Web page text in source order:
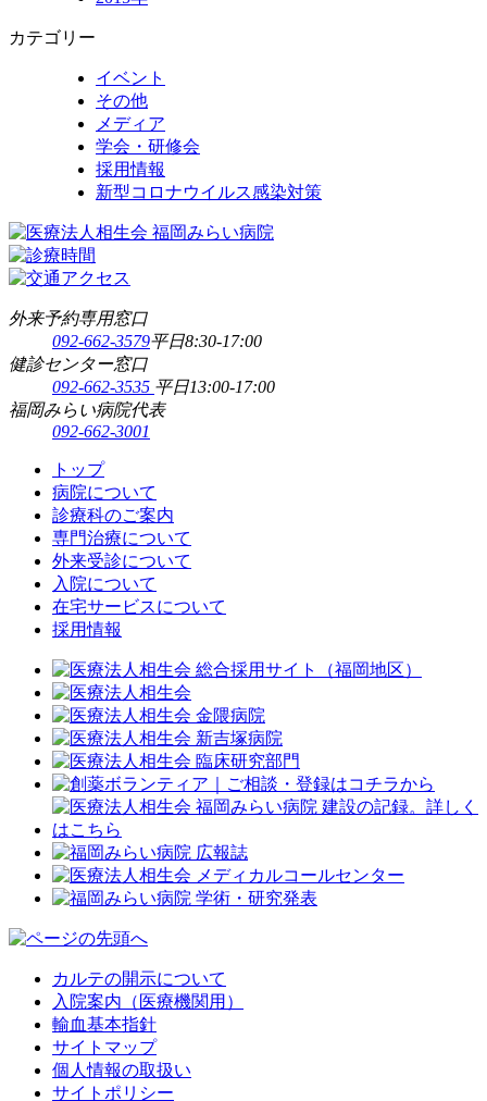
カテゴリー
イベント
その他
メディア
学会・研修会
採用情報
新型コロナウイルス感染対策
外来予約専用窓口
092-662-3579平日8:30-17:00
健診センター窓口
092-662-3535 平日13:00-17:00
福岡みらい病院代表
092-662-3001
トップ
病院について
診療科のご案内
専門治療について
外来受診について
入院について
在宅サービスについて
採用情報
カルテの開示について
入院案内（医療機関用）
輸血基本指針
サイトマップ
個人情報の取扱い
サイトポリシー